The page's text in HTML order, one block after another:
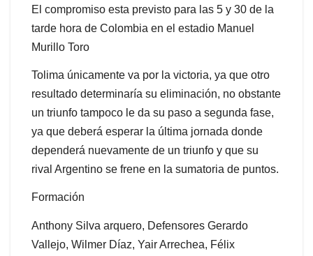
El compromiso esta previsto para las 5 y 30 de la
tarde hora de Colombia en el estadio Manuel
Murillo Toro
Tolima únicamente va por la victoria, ya que otro
resultado determinaría su eliminación, no obstante
un triunfo tampoco le da su paso a segunda fase,
ya que deberá esperar la última jornada donde
dependerá nuevamente de un triunfo y que su
rival Argentino se frene en la sumatoria de puntos.
Formación
Anthony Silva arquero, Defensores Gerardo
Vallejo, Wilmer Díaz, Yair Arrechea, Félix